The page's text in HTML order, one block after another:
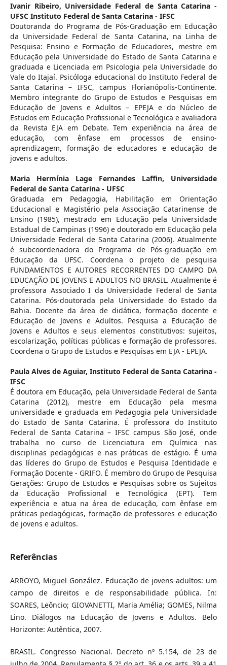
Ivanir Ribeiro, Universidade Federal de Santa Catarina -
UFSC Instituto Federal de Santa Catarina - IFSC
Doutoranda do Programa de Pós-Graduação em Educação
da Universidade Federal de Santa Catarina, na Linha de
Pesquisa: Ensino e Formação de Educadores, mestre em
Educação pela Universidade do Estado de Santa Catarina e
graduada e Licenciada em Psicologia pela Universidade do
Vale do Itajaí. Psicóloga educacional do Instituto Federal de
Santa Catarina – IFSC, campus Florianópolis-Continente.
Membro integrante do Grupo de Estudos e Pesquisas em
Educação de Jovens e Adultos – EPEJA e do Núcleo de
Estudos em Educação Profissional e Tecnológica e avaliadora
da Revista EJA em Debate. Tem experiência na área de
educação, com ênfase em processos de ensino-
aprendizagem, formação de educadores e educação de
jovens e adultos.
Maria Hermínia Lage Fernandes Laffin, Universidade
Federal de Santa Catarina - UFSC
Graduada em Pedagogia, Habilitação em Orientação
Educacional e Magistério pela Associação Catarinense de
Ensino (1985), mestrado em Educação pela Universidade
Estadual de Campinas (1996) e doutorado em Educação pela
Universidade Federal de Santa Catarina (2006). Atualmente
é subcoordenadora do Programa de Pós-graduação em
Educação da UFSC. Coordena o projeto de pesquisa
FUNDAMENTOS E AUTORES RECORRENTES DO CAMPO DA
EDUCAÇÃO DE JOVENS E ADULTOS NO BRASIL. Atualmente é
professora Associado I da Universidade Federal de Santa
Catarina. Pós-doutorada pela Universidade do Estado da
Bahia. Docente da área de didática, formação docente e
Educação de Jovens e Adultos. Pesquisa a Educação de
Jovens e Adultos e seus elementos constitutivos: sujeitos,
escolarização, políticas públicas e formação de professores.
Coordena o Grupo de Estudos e Pesquisas em EJA - EPEJA.
Paula Alves de Aguiar, Instituto Federal de Santa Catarina -
IFSC
É doutora em Educação, pela Universidade Federal de Santa
Catarina (2012), mestre em Educação pela mesma
universidade e graduada em Pedagogia pela Universidade
do Estado de Santa Catarina. É professora do Instituto
Federal de Santa Catarina – IFSC campus São José, onde
trabalha no curso de Licenciatura em Química nas
disciplinas pedagógicas e nas práticas de estágio. É uma
das líderes do Grupo de Estudos e Pesquisa Identidade e
Formação Docente ­- GRIFO. É membro do Grupo de Pesquisa
Gerações: Grupo de Estudos e Pesquisas sobre os Sujeitos
da Educação Profissional e Tecnológica (EPT). Tem
experiência e atua na área de educação, com ênfase em
práticas pedagógicas, formação de professores e educação
de jovens e adultos.
Referências
ARROYO, Miguel González. Educação de jovens-adultos: um
campo de direitos e de responsabilidade pública. In:
SOARES, Leôncio; GIOVANETTI, Maria Amélia; GOMES, Nilma
Lino. Diálogos na Educação de Jovens e Adultos. Belo
Horizonte: Autêntica, 2007.
BRASIL. Congresso Nacional. Decreto nº 5.154, de 23 de